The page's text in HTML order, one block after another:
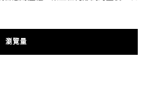
瀏覽量